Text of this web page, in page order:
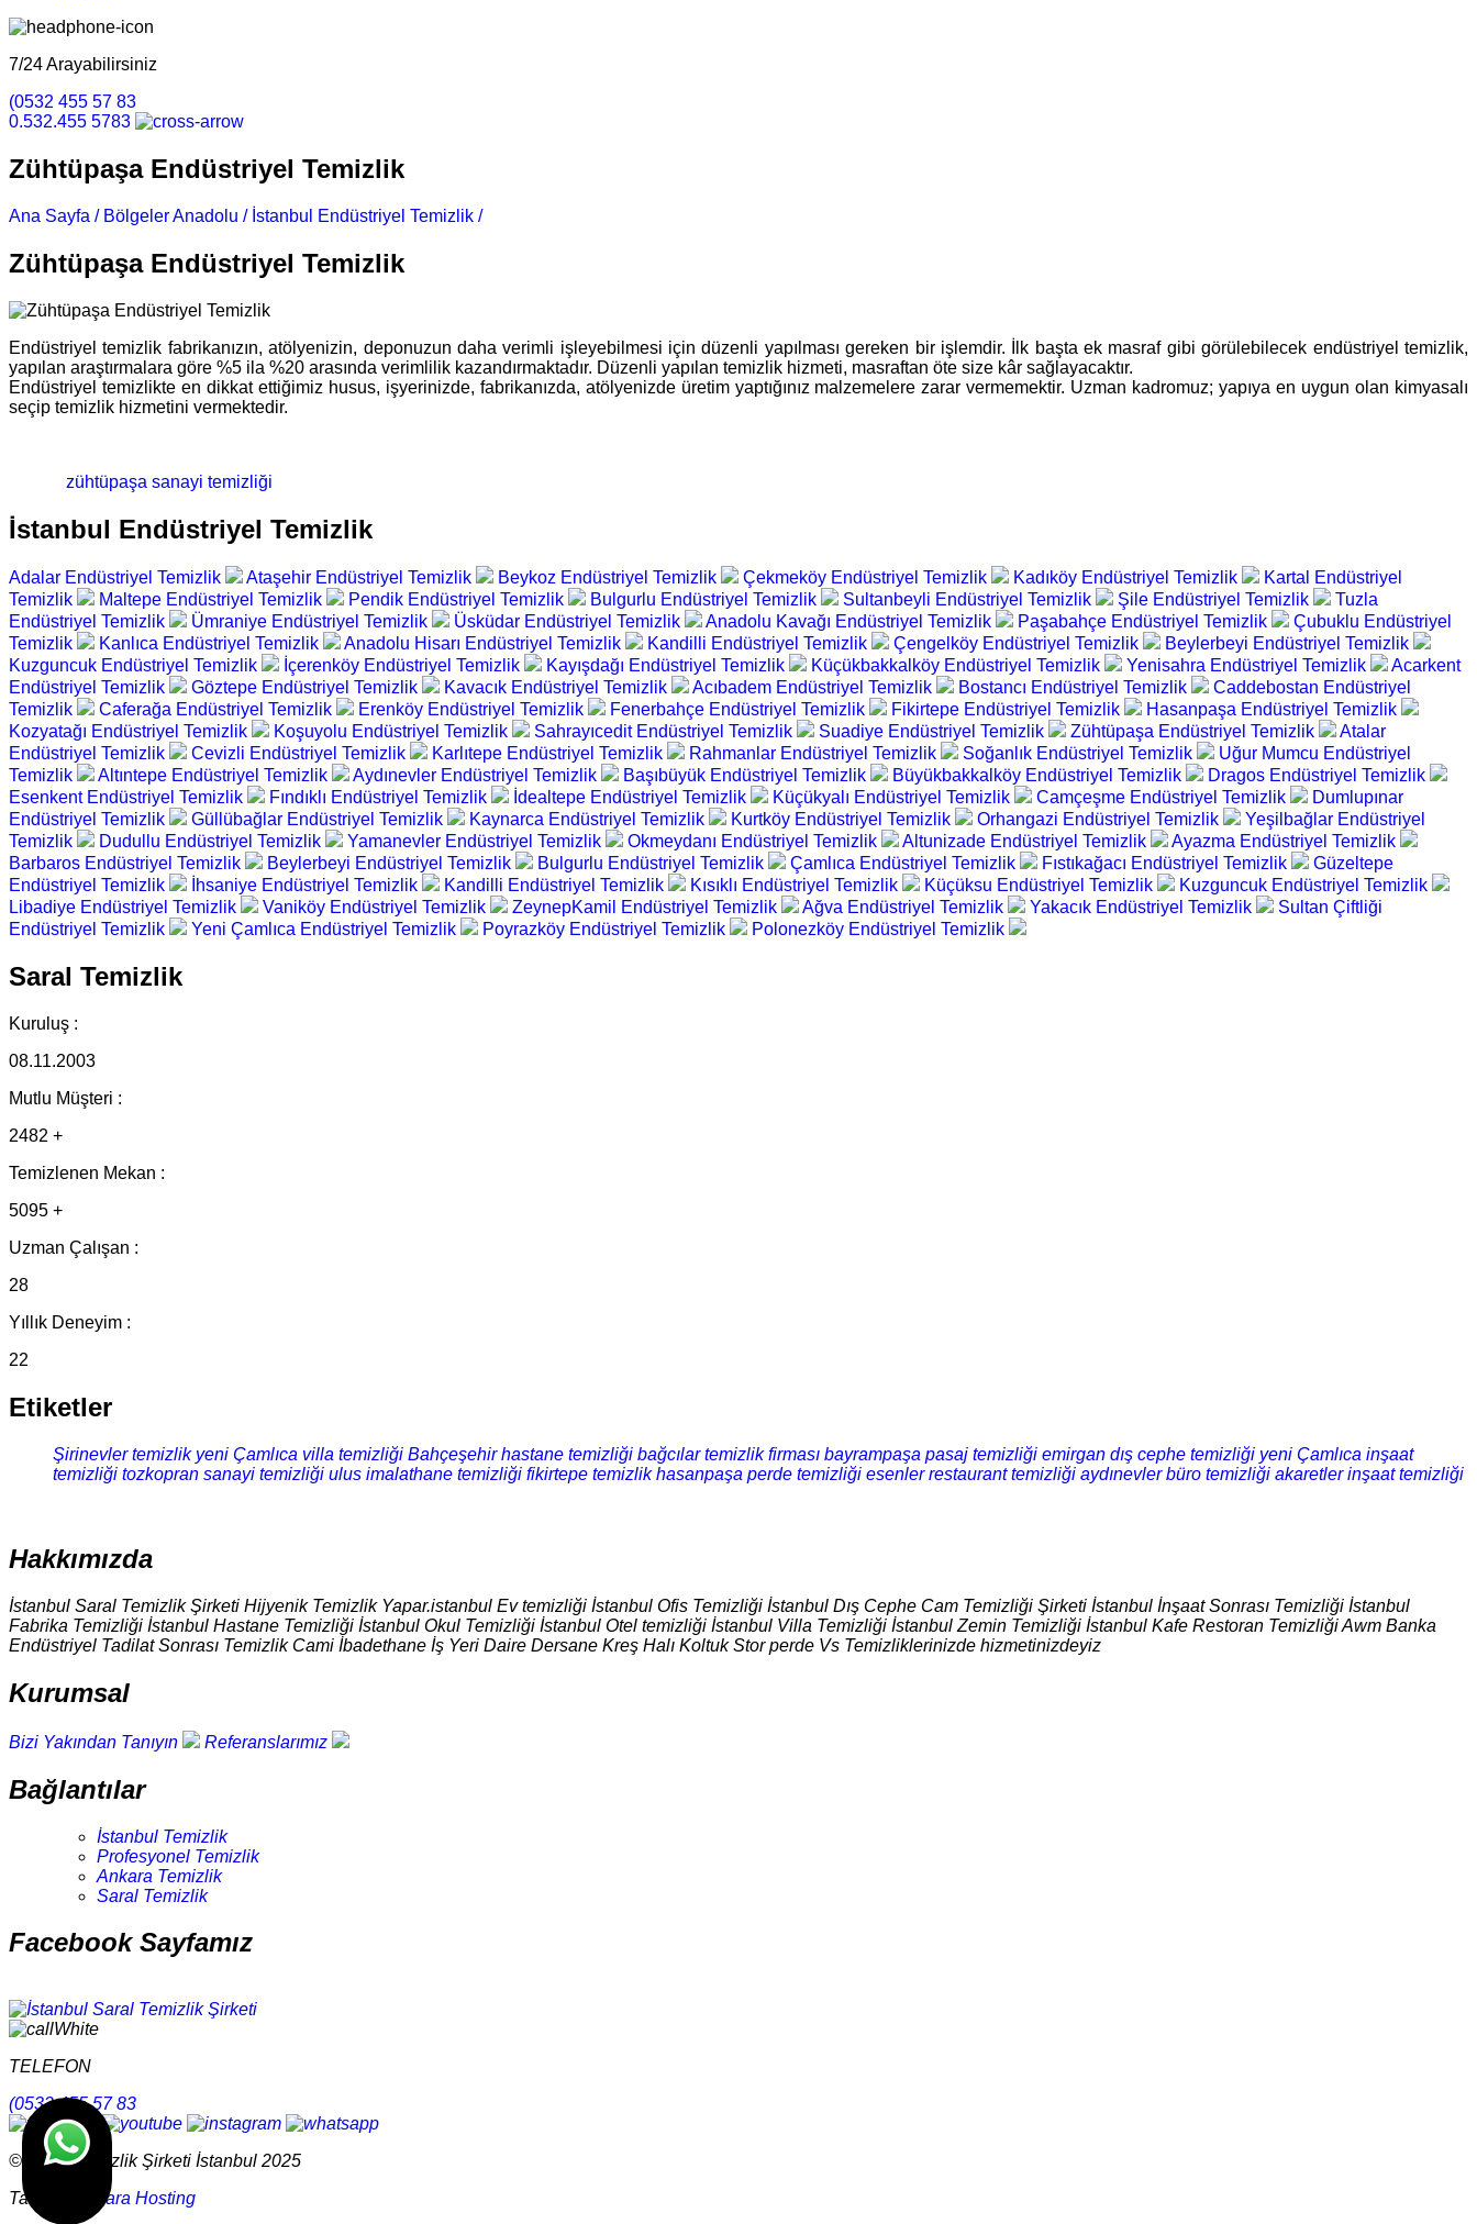
7/24 Arayabilirsiniz
(0532 455 57 83
0.532.455 5783
Zühtüpaşa Endüstriyel Temizlik
Ana Sayfa / Bölgeler Anadolu / İstanbul Endüstriyel Temizlik /
Zühtüpaşa Endüstriyel Temizlik
Endüstriyel temizlik fabrikanızın, atölyenizin, deponuzun daha verimli işleyebilmesi için düzenli yapılması gereken bir işlemdir. İlk başta ek masraf gibi görülebilecek endüstriyel temizlik,
yapılan araştırmalara göre %5 ila %20 arasında verimlilik kazandırmaktadır. Düzenli yapılan temizlik hizmeti, masraftan öte size kâr sağlayacaktır.
Endüstriyel temizlikte en dikkat ettiğimiz husus, işyerinizde, fabrikanızda, atölyenizde üretim yaptığınız malzemelere zarar vermemektir. Uzman kadromuz; yapıya en uygun olan kimyasalı
seçip temizlik hizmetini vermektedir.
zühtüpaşa sanayi temizliği
İstanbul Endüstriyel Temizlik
Adalar Endüstriyel Temizlik Ataşehir Endüstriyel Temizlik Beykoz Endüstriyel Temizlik Çekmeköy Endüstriyel Temizlik Kadıköy Endüstriyel Temizlik
Kartal Endüstriyel
Temizlik
Maltepe Endüstriyel Temizlik Pendik Endüstriyel Temizlik Bulgurlu Endüstriyel Temizlik Sultanbeyli Endüstriyel Temizlik Şile Endüstriyel Temizlik
Tuzla
Endüstriyel Temizlik
Ümraniye Endüstriyel Temizlik Üsküdar Endüstriyel Temizlik Anadolu Kavağı Endüstriyel Temizlik Paşabahçe Endüstriyel Temizlik
Çubuklu Endüstriyel
Temizlik
Kanlıca Endüstriyel Temizlik Anadolu Hisarı Endüstriyel Temizlik Kandilli Endüstriyel Temizlik Çengelköy Endüstriyel Temizlik
Beylerbeyi Endüstriyel Temizlik
Kuzguncuk Endüstriyel Temizlik
İçerenköy Endüstriyel Temizlik Kayışdağı Endüstriyel Temizlik Küçükbakkalköy Endüstriyel Temizlik Yenisahra Endüstriyel Temizlik
Acarkent
Endüstriyel Temizlik
Göztepe Endüstriyel Temizlik Kavacık Endüstriyel Temizlik Acıbadem Endüstriyel Temizlik Bostancı Endüstriyel Temizlik
Caddebostan Endüstriyel
Temizlik
Caferağa Endüstriyel Temizlik Erenköy Endüstriyel Temizlik Fenerbahçe Endüstriyel Temizlik Fikirtepe Endüstriyel Temizlik
Hasanpaşa Endüstriyel Temizlik
Kozyatağı Endüstriyel Temizlik
Koşuyolu Endüstriyel Temizlik Sahrayıcedit Endüstriyel Temizlik Suadiye Endüstriyel Temizlik Zühtüpaşa Endüstriyel Temizlik
Atalar
Endüstriyel Temizlik
Cevizli Endüstriyel Temizlik Karlıtepe Endüstriyel Temizlik Rahmanlar Endüstriyel Temizlik Soğanlık Endüstriyel Temizlik
Uğur Mumcu Endüstriyel
Temizlik
Altıntepe Endüstriyel Temizlik Aydınevler Endüstriyel Temizlik Başıbüyük Endüstriyel Temizlik Büyükbakkalköy Endüstriyel Temizlik
Dragos Endüstriyel Temizlik
Esenkent Endüstriyel Temizlik
Fındıklı Endüstriyel Temizlik İdealtepe Endüstriyel Temizlik Küçükyalı Endüstriyel Temizlik Camçeşme Endüstriyel Temizlik
Dumlupınar
Endüstriyel Temizlik
Güllübağlar Endüstriyel Temizlik Kaynarca Endüstriyel Temizlik Kurtköy Endüstriyel Temizlik Orhangazi Endüstriyel Temizlik
Yeşilbağlar Endüstriyel
Temizlik
Dudullu Endüstriyel Temizlik Yamanevler Endüstriyel Temizlik Okmeydanı Endüstriyel Temizlik Altunizade Endüstriyel Temizlik
Ayazma Endüstriyel Temizlik
Barbaros Endüstriyel Temizlik
Beylerbeyi Endüstriyel Temizlik Bulgurlu Endüstriyel Temizlik Çamlıca Endüstriyel Temizlik Fıstıkağacı Endüstriyel Temizlik
Güzeltepe
Endüstriyel Temizlik
İhsaniye Endüstriyel Temizlik Kandilli Endüstriyel Temizlik Kısıklı Endüstriyel Temizlik Küçüksu Endüstriyel Temizlik
Kuzguncuk Endüstriyel Temizlik
Libadiye Endüstriyel Temizlik
Vaniköy Endüstriyel Temizlik ZeynepKamil Endüstriyel Temizlik Ağva Endüstriyel Temizlik Yakacık Endüstriyel Temizlik
Sultan Çiftliği
Endüstriyel Temizlik
Yeni Çamlıca Endüstriyel Temizlik Poyrazköy Endüstriyel Temizlik Polonezköy Endüstriyel Temizlik
Saral Temizlik
Kuruluş :
08.11.2003
Mutlu Müşteri :
2482 +
Temizlenen Mekan :
5095 +
Uzman Çalışan :
28
Yıllık Deneyim :
22
Etiketler
Şirinevler temizlik yeni Çamlıca villa temizliği Bahçeşehir hastane temizliği bağcılar temizlik firması bayrampaşa pasaj temizliği emirgan dış cephe temizliği yeni Çamlıca inşaat
temizliği tozkopran sanayi temizliği ulus imalathane temizliği fikirtepe temizlik hasanpaşa perde temizliği esenler restaurant temizliği aydınevler büro temizliği akaretler inşaat temizliği
Hakkımızda
İstanbul Saral Temizlik Şirketi Hijyenik Temizlik Yapar.istanbul Ev temizliği İstanbul Ofis Temizliği İstanbul Dış Cephe Cam Temizliği Şirketi İstanbul İnşaat Sonrası Temizliği İstanbul
Fabrika Temizliği İstanbul Hastane Temizliği İstanbul Okul Temizliği İstanbul Otel temizliği İstanbul Villa Temizliği İstanbul Zemin Temizliği İstanbul Kafe Restoran Temizliği Awm Banka
Endüstriyel Tadilat Sonrası Temizlik Cami İbadethane İş Yeri Daire Dersane Kreş Halı Koltuk Stor perde Vs Temizliklerinizde hizmetinizdeyiz
Kurumsal
Bizi Yakından Tanıyın Referanslarımız
Bağlantılar
İstanbul Temizlik
Profesyonel Temizlik
Ankara Temizlik
Saral Temizlik
Facebook Sayfamız
TELEFON
(0532 455 57 83
© Saral Temizlik Şirketi İstanbul 2025
Tasarım
Ankara Hosting